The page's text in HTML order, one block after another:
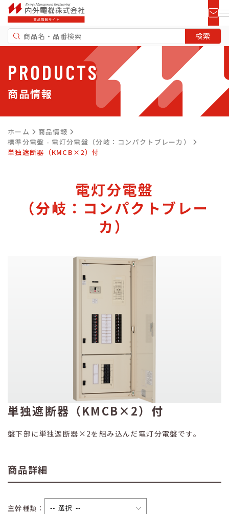
PRODUCTS
商品情報
ホーム
商品情報
標準分電盤 - 電灯分電盤（分岐：コンパクトブレーカ）
単独遮断器（KMCB×2）付
電灯分電盤
（分岐：コンパクトブレー
カ）
単独遮断器（KMCB×2）付
盤下部に単独遮断器×2を組み込んだ電灯分電盤です。
商品詳細
主幹種類：